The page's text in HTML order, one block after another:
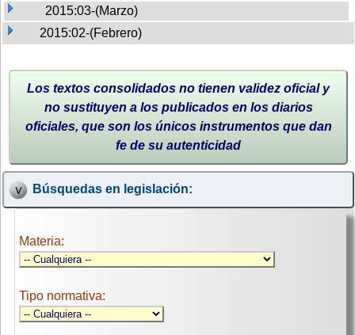
2015:03-(Marzo)
2015:02-(Febrero)
Los textos consolidados no tienen validez oficial y
no sustituyen a los publicados en los diarios
oficiales, que son los únicos instrumentos que dan
fe de su autenticidad
Búsquedas en legislación:
Materia:
Tipo normativa: